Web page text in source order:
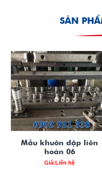
SẢN
Mẫu khuôn dập liên
hoàn 06
Giá:Liên hệ